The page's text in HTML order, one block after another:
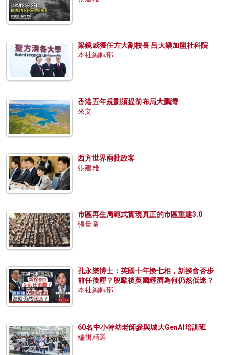
梁鏡威獲任方大副校長 呂大樂加盟社科院
本社編輯部
香港五年規劃須提前布局大鵬灣
來文
西方世界兩批政客
張建雄
市區再生局範式實現真正的市區重建3.0
張量童
孔永樂博士：英國十年換七相，新揆會否步
前任後塵？脫歐後英國經濟為何仍然低迷？
本社編輯部
60名中小特幼老師參與城大GenAI培訓班
編輯精選